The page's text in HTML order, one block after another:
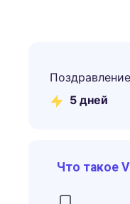
5 дней
Что такое